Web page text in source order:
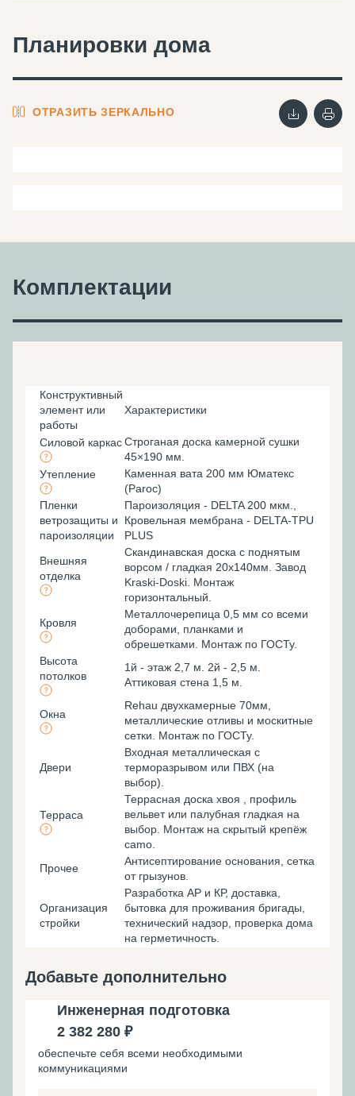
Планировки дома
ОТРАЗИТЬ ЗЕРКАЛЬНО
Комплектации
Конструктивный
элемент или
работы
Характеристики
Силовой каркасСтроганая доска камерной сушки
45×190 мм.
Утепление
Каменная вата 200 мм Юматекс
(Paroc)
Пленки
ветрозащиты и
пароизоляции
Пароизоляция - DELTA 200 мкм.,
Кровельная мембрана - DELTA-TPU
PLUS
Внешняя
отделка
Скандинавская доска с поднятым
ворсом / гладкая 20х140мм. Завод
Kraski-Doski. Монтаж
горизонтальный.
Кровля
Металлочерепица 0,5 мм со всеми
доборами, планками и
обрешетками. Монтаж по ГОСТу.
Высота
потолков
1й - этаж 2,7 м. 2й - 2,5 м.
Аттиковая стена 1,5 м.
Окна
Rehau двухкамерные 70мм,
металлические отливы и москитные
сетки. Монтаж по ГОСТу.
Двери
Входная металлическая с
терморазрывом или ПВХ (на
выбор).
Терраса
Террасная доска хвоя , профиль
вельвет или палубная гладкая на
выбор. Монтаж на скрытый крепёж
camo.
Прочее
Антисептирование основания, cетка
от грызунов.
Организация
стройки
Разработка АР и КР, доставка,
бытовка для проживания бригады,
технический надзор, проверка дома
на герметичность.
Добавьте дополнительно
Инженерная подготовка
2 382 280 ₽
обеспечьте себя всеми необходимыми
коммуникациями